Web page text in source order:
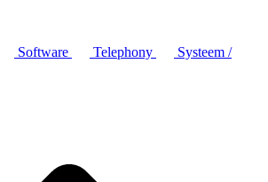
Software Telephony
Systeem /